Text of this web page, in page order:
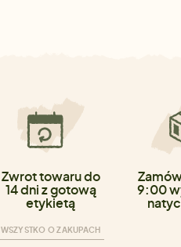
Zwrot towaru do
14 dni z gotową
etykietą
WSZYSTKO O ZAKUPACH
9:00